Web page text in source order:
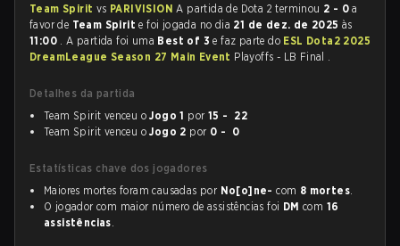
Team Spirit vs PARIVISIONA partida de Dota 2 terminou 2 - 0 a
favor de Team Spirite foi jogada no dia 21 de dez. de 2025às
11:00 . A partida foi uma Best of 3e faz parte do ESL Dota2 2025
DreamLeague Season 27 Main Event Playoffs - LB Final .
Detalhes da partida
Team Spirit venceu oJogo 1 por 15 - 22
Team Spirit venceu oJogo 2 por 0 - 0
Estatísticas chave dos jogadores
Maiores mortes foram causadas por No[o]ne- com 8 mortes.
O jogador com maior número de assistências foi DM com 16
assistências.